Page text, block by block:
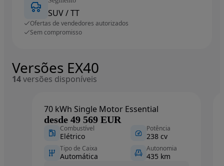
SUV / TT
Ofertas de vendedores autorizados
Sem compromisso
Versões EX40
14versões disponíveis
70 kWh Single Motor Essential
desde 49 569 EUR
Combustível
Elétrico
Potência
238 cv
Tipo de Caixa
Automática
Autonomia
435 km